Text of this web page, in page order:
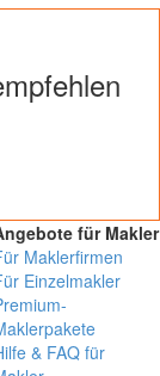
für Makler
Maklerfirmen
Einzelmakler
& FAQ für